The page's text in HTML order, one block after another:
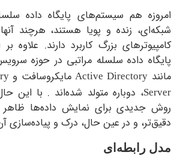
هم سیستم‌های پایگاه داده سلسله
زنده و پویا هستند، هرچند آنها عموماً
بزرگ کاربرد دارند. علاوه بر این،
داده سلسله مراتبی در حوزه سرویس‌های
Active Directory مایکروسافت و Directory
برای نمایش داده‌ها ظاهر شدند،
و در عین حال، درک و پیاده‌سازی آن آسان